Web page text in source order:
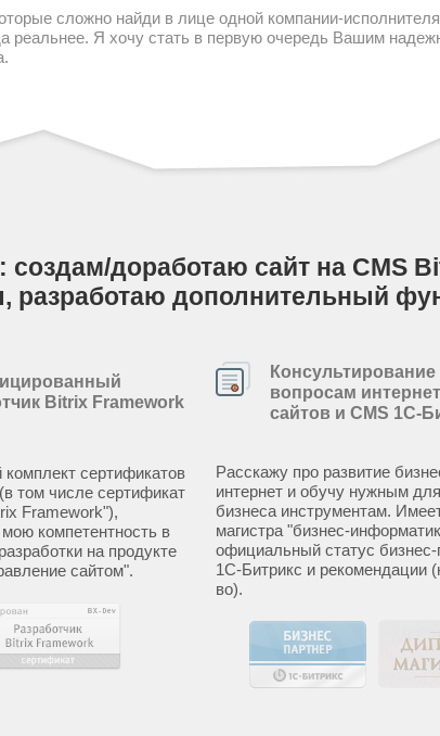
сложно найди в лице одной компании-
реальнее. Я хочу стать в первую очередь Вашим
доработаю сайт на CMS
дополнительный
Bitrix Framework
сертификатов
том числе сертификат
Framework"),
компетентность в
на продукте
сайтом".
Консультирование
вопросам
сайтов и CMS 1С-
Расскажу про развитие
интернет и обучу нужным
бизнеса инструментам.
магистра "бизнес-
официальный статус бизнес-
1С-Битрикс и рекомендации
во).